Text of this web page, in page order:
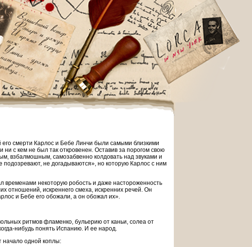
смерти Карлос и Бебе Линчи были самыми близкими
ни с кем не был так откровенен. Оставив за порогом свою
взбалмошным, самозабвенно колдовать над звуками и
не догадываются», но которую Карлос с ним
некоторую робость и даже настороженность
отношений, искреннего смеха, искренних речей. Он
и Бебе его обожали, а он обожал их».
ритмов фламенко, бульерию от каньи, солеа от
нибудь понять Испанию. И ее народ.
одной коплы: